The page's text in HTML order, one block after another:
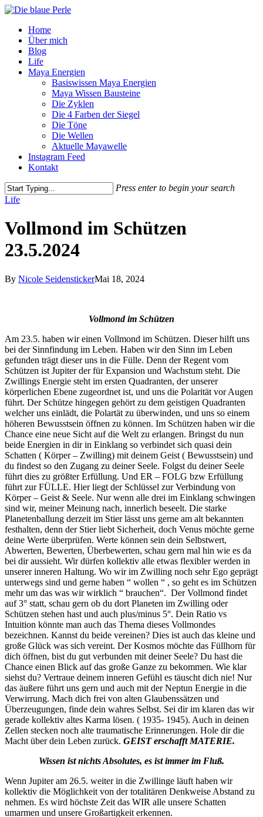
Skip
main
content
Menu
Home
Über mich
Blog
Life
Maya Energien
Basiswissen Maya Energien
Maya Wissen Bausteine
Die Zyklen
Die 4 Farben der Siegel
Die Töne
Die Wellen
Aktuelle Mayawelle
Instagram Feed
Kontakt
Press enter to begin your search
Close
Life
Vollmond im Schützen
23.5.2024
By Nicole SeidenstickerMai 18, 2024
Vollmond im Schützen
Am 23.5. haben wir einen Vollmond im Schützen. Dieser hilft uns
bei der Sinnfindung im Leben. Haben wir den Sinn im Leben
gefunden trägt dieser uns in die Fülle. Denn der Regent vom
Schützen ist Jupiter der für Expansion und Wachstum steht. Die
Zwillings Energie steht im ersten Quadranten, der unserer
körperlichen Ebene zugeordnet ist, und uns die Polarität vor Augen
führt. Der Schütze hingegen gehört zu dem geistigen Quadranten
welcher uns einlädt, die Polartät zu überwinden, und uns so einem
höheren Bewusstsein öffnen zu können. Im Schützen haben wir die
Chance eine neue Sicht auf die Welt zu erlangen. Bringst du nun
beide Energien in dir in Einklang so verbindet sich quasi dein
Schatten ( Körper – Zwilling) mit deinem Geist ( Bewusstsein) und
du findest so den Zugang zu deiner Seele. Folgst du deiner Seele
führt dies zu größter Erfüllung. Und ER – FOLG bzw Erfüllung
führt zur FÜLLE. Hier liegt der Schlüssel zur Verbindung von
Körper – Geist & Seele. Nur wenn alle drei im Einklang schwingen
sind wir, meiner Meinung nach, innerlich beseelt. Die starke
Planetenballung derzeit im Stier lässt uns gerne am alt bekannten
festhalten, denn der Stier liebt Sicherheit, doch Venus möchte gerne
deine Werte überprüfen. Werte können sein dein Selbstwert,
Abwerten, Bewerten, Überbewerten, schau gern mal hin wie es da
bei dir aussieht. Wir dürfen kollektiv alle etwas flexibler werden in
unserer inneren Haltung. Wo wir im Zwilling noch sehr Ego geprägt
unterwegs sind und gerne haben “ wollen “ , so geht es im Schützen
mehr um das was wir wirklich “ brauchen“. Der Vollmond findet
auf 3° statt, schau gern ob du dort Planeten im Zwilling oder
Schützen stehen hast und auch plus/minus 5°. Dein Ratio vs
Intuition könnte man auch das Thema dieses Vollmondes
bezeichnen. Kannst du beide vereinen? Dies ist auch das kleine und
große Glück was sich vereint. Der Kosmos möchte das Füllhorn für
dich öffnen, bist du gut verbunden mit deiner Seele? Du hast die
Chance einen Blick auf das große Ganze zu bekommen. Wie klar
siehst du? Vertraue deinem inneren Gefühl es täuscht dich nie! Nur
das äußere führt uns gern und auch mit der Neptun Energie in die
Verwirrung. Mach dich frei von alten Glaubenssätzen und
Überzeugungen, finde dein wahres Selbst. Sei dir im klaren das wir
gerade kollektiv altes Karma lösen. ( 1935- 1945). Auch in deinen
Zellen stecken noch alte traumatische Erinnerungen. Hole dir die
Macht über dein Leben zurück. GEIST erschafft MATERIE.
Wissen ist nichts Absolutes, es ist immer im Fluß.
Wenn Jupiter am 26.5. weiter in die Zwillinge läuft haben wir
kollektiv die Möglichkeit von der totalitären Denkweise Abstand zu
nehmen. Es wird höchste Zeit das WIR alle unsere Schatten
umarmen und unsere Großartigkeit erkennen.